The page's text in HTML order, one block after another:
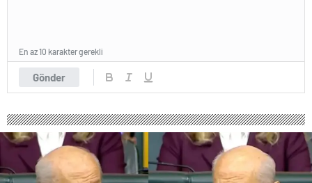
Gönder
En az 10 karakter gerekli